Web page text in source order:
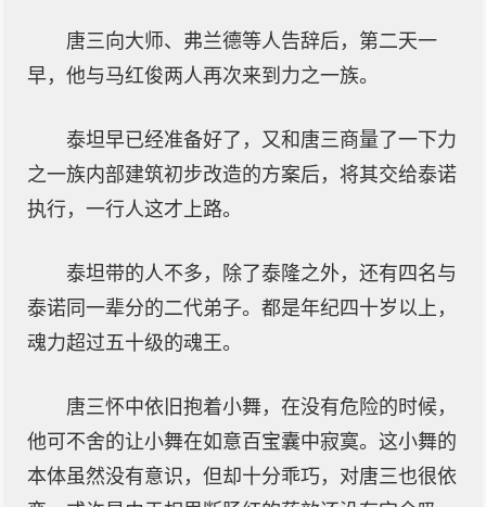
唐三向大师、弗兰德等人告辞后，第二天一
早，他与马红俊两人再次来到力之一族。
泰坦早已经准备好了，又和唐三商量了一下力
之一族内部建筑初步改造的方案后，将其交给泰诺
执行，一行人这才上路。
泰坦带的人不多，除了泰隆之外，还有四名与
泰诺同一辈分的二代弟子。都是年纪四十岁以上，
魂力超过五十级的魂王。
唐三怀中依旧抱着小舞，在没有危险的时候，
他可不舍的让小舞在如意百宝囊中寂寞。这小舞的
本体虽然没有意识，但却十分乖巧，对唐三也很依